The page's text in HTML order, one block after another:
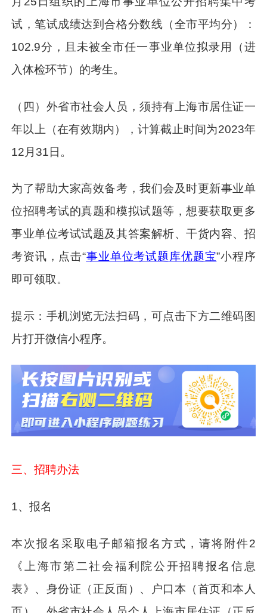
试，笔试成绩达到合格分数线（全市平均分）：
102.9分，且未被全市任一事业单位拟录用（进
入体检环节）的考生。
（四）外省市社会人员，须持有上海市居住证一
年以上（在有效期内），计算截止时间为2023年
12月31日。
为了帮助大家高效备考，我们会及时更新事业单
位招聘考试的真题和模拟试题等，想要获取更多
事业单位考试试题及其答案解析、干货内容、招
考资讯，点击“事业单位考试题库优题宝”小程序
即可领取。
提示：手机浏览无法扫码，可点击下方二维码图
片打开微信小程序。
三、招聘办法
1、报名
本次报名采取电子邮箱报名方式，请将附件2
《上海市第二社会福利院公开招聘报名信息
表》、身份证（正反面）、户口本（首页和本人